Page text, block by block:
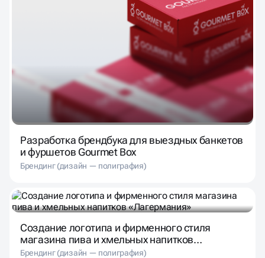
Разработка брендбука для выездных банкетов
и фуршетов Gourmet Box
Брендинг (дизайн — полиграфия)
Создание логотипа и фирменного стиля
магазина пива и хмельных напитков
«Лагермания»
Брендинг (дизайн — полиграфия)